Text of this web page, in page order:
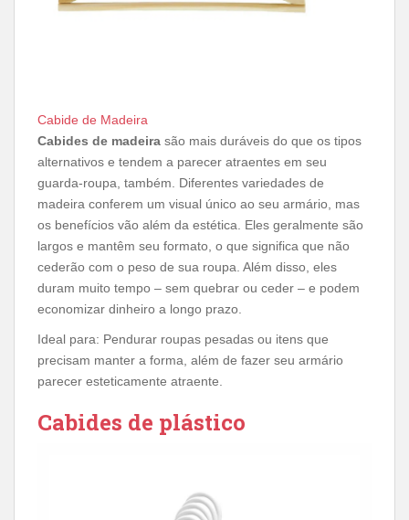
Cabide de Madeira
Cabides de madeira são mais duráveis do que os tipos
alternativos e tendem a parecer atraentes em seu
guarda-roupa, também. Diferentes variedades de
madeira conferem um visual único ao seu armário, mas
os benefícios vão além da estética. Eles geralmente são
largos e mantêm seu formato, o que significa que não
cederão com o peso de sua roupa. Além disso, eles
duram muito tempo – sem quebrar ou ceder – e podem
economizar dinheiro a longo prazo.
Ideal para: Pendurar roupas pesadas ou itens que
precisam manter a forma, além de fazer seu armário
parecer esteticamente atraente.
Cabides de plástico